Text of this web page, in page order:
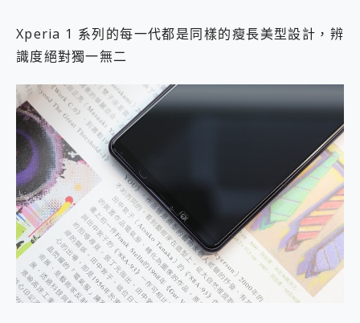
Xperia 1 系列的每一代都是同樣的瘦長美型設計，辨
識度絕對獨一無二